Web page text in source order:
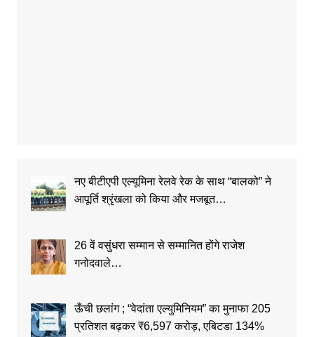
नए बीटीएपी एल्यूमिना रेलवे रेक के साथ “बालको” ने
आपूर्ति श्रृंखला को किया और मजबूत…
26 वें वसुंधरा सम्मान से सम्मानित होंगे राजेश
गनोदवाले…
ऊँची छलांग ; “वेदांता एल्युमिनियम” का मुनाफा 205
प्रतिशत बढ़कर ₹6,597 करोड़, एबिटडा 134%